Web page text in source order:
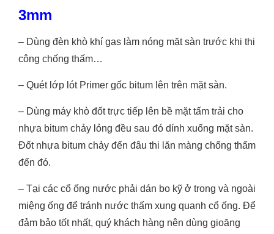
3mm
– Dùng đèn khò khí gas làm nóng mặt sàn trước khi thi
công chống thấm…
– Quét lớp lót Primer gốc bitum lên trên mặt sàn.
– Dùng máy khò đốt trực tiếp lên bề mặt tấm trải cho
nhựa bitum chảy lỏng đều sau đó dính xuống mặt sàn.
Đốt nhựa bitum chảy đến đâu thi lăn màng chống thấm
đến đó.
– Tại các cổ ống nước phải dán bo kỹ ở trong và ngoài
miệng ống để tránh nước thấm xung quanh cổ ống. Để
đảm bảo tốt nhất, quý khách hàng nên dùng gioăng